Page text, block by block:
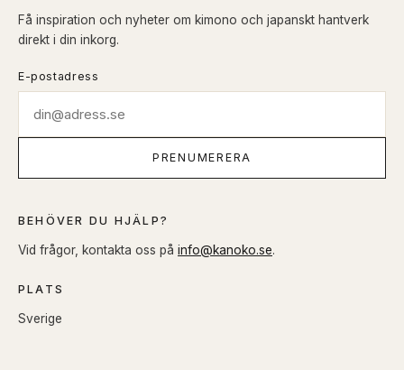
Få inspiration och nyheter om kimono och japanskt hantverk
direkt i din inkorg.
E-postadress
PRENUMERERA
BEHÖVER DU HJÄLP?
Vid frågor, kontakta oss på info@kanoko.se.
PLATS
Sverige